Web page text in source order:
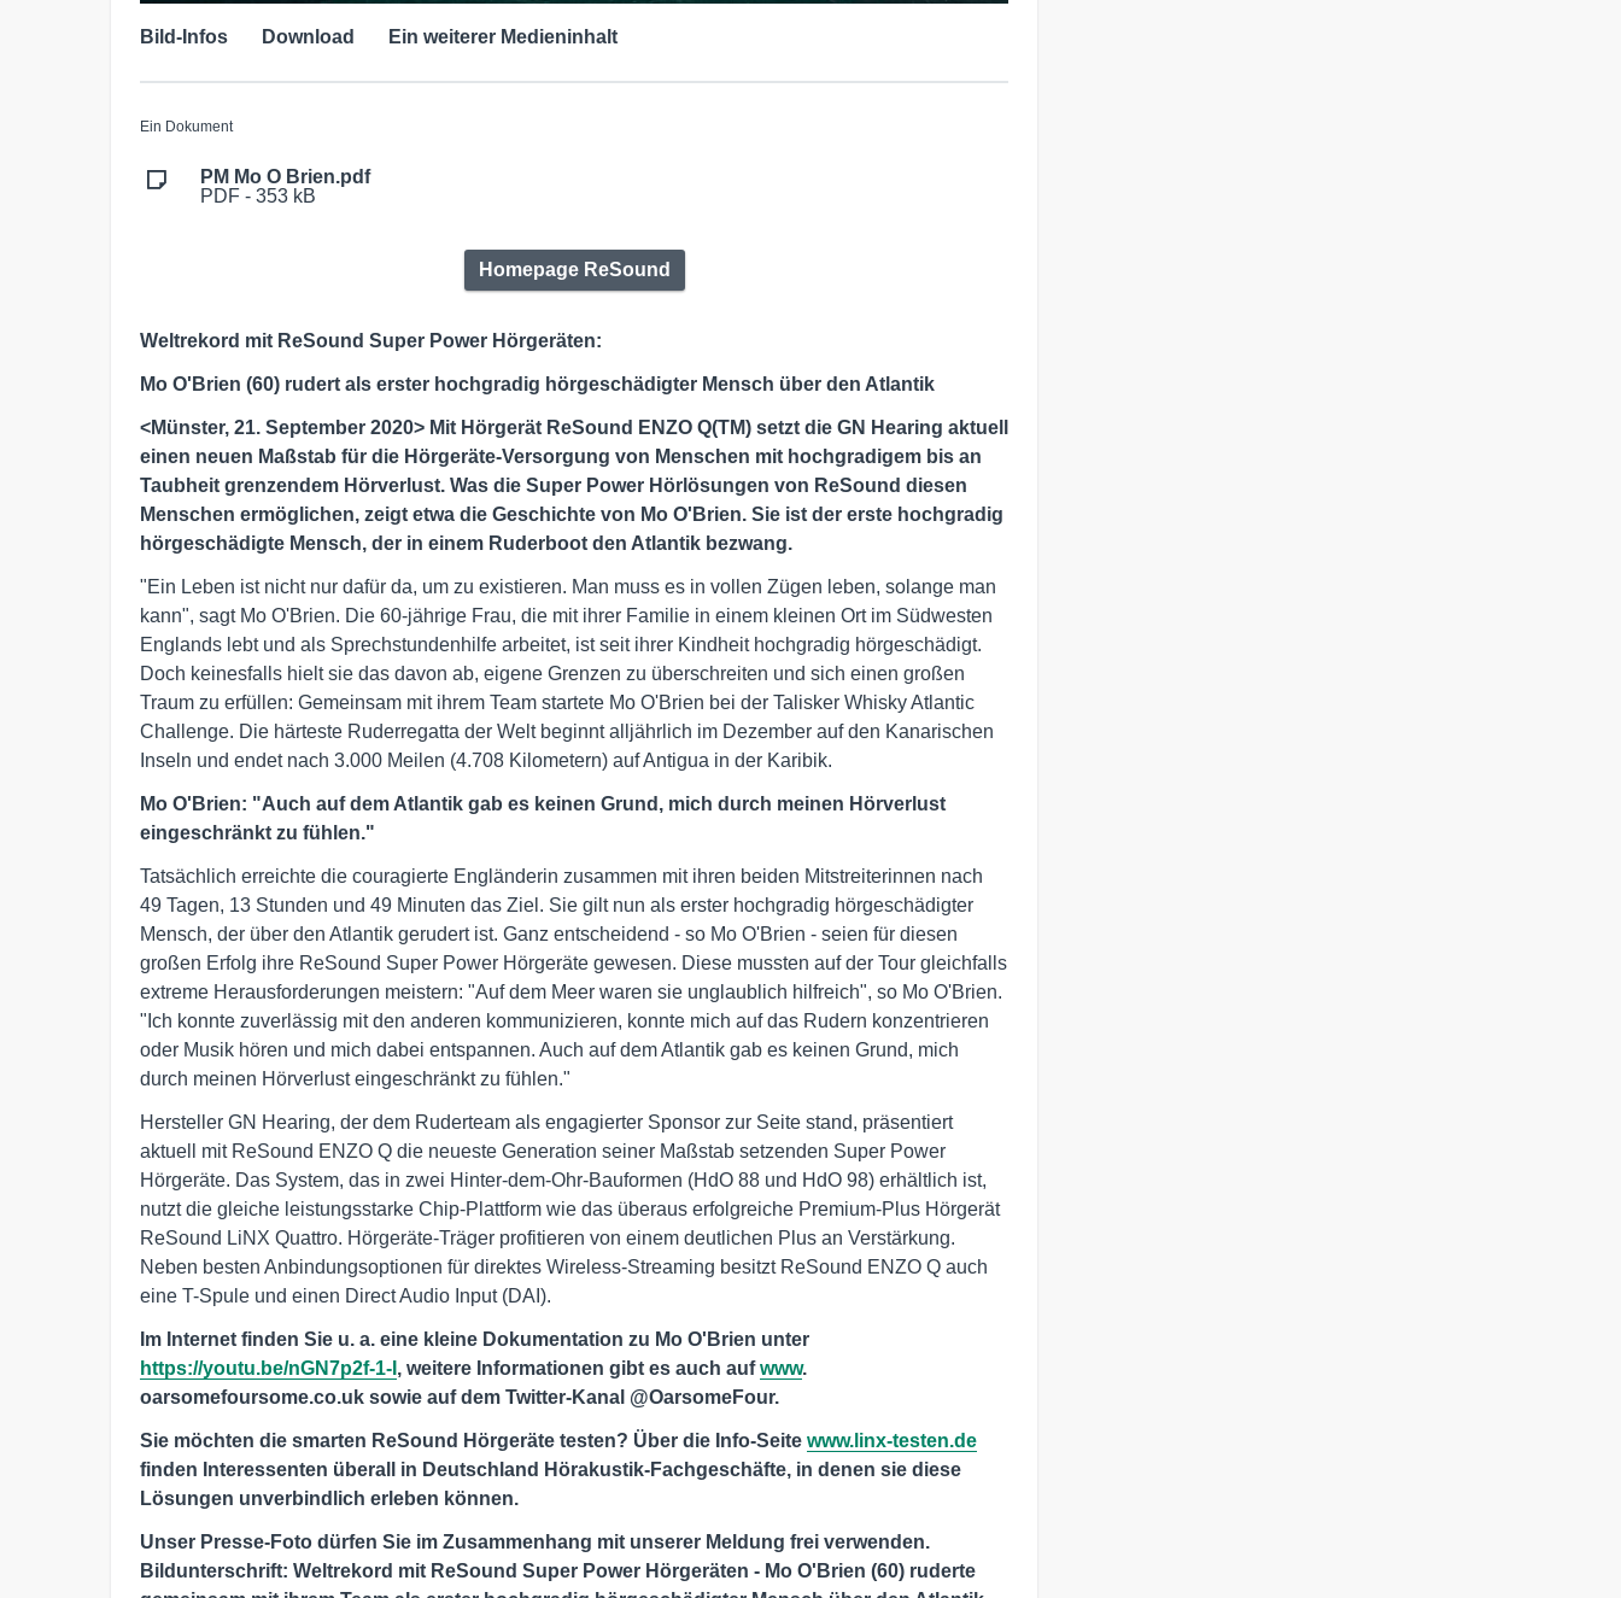
Bild-Infos Download Ein weiterer Medieninhalt
Ein Dokument
PM Mo O Brien.pdf
PDF - 353 kB
Homepage ReSound
Weltrekord mit ReSound Super Power Hörgeräten:
Mo O'Brien (60) rudert als erster hochgradig hörgeschädigter Mensch über den Atlantik
<Münster, 21. September 2020> Mit Hörgerät ReSound ENZO Q(TM) setzt die GN Hearing aktuell
einen neuen Maßstab für die Hörgeräte-Versorgung von Menschen mit hochgradigem bis an
Taubheit grenzendem Hörverlust. Was die Super Power Hörlösungen von ReSound diesen
Menschen ermöglichen, zeigt etwa die Geschichte von Mo O'Brien. Sie ist der erste hochgradig
hörgeschädigte Mensch, der in einem Ruderboot den Atlantik bezwang.
"Ein Leben ist nicht nur dafür da, um zu existieren. Man muss es in vollen Zügen leben, solange man
kann", sagt Mo O'Brien. Die 60-jährige Frau, die mit ihrer Familie in einem kleinen Ort im Südwesten
Englands lebt und als Sprechstundenhilfe arbeitet, ist seit ihrer Kindheit hochgradig hörgeschädigt.
Doch keinesfalls hielt sie das davon ab, eigene Grenzen zu überschreiten und sich einen großen
Traum zu erfüllen: Gemeinsam mit ihrem Team startete Mo O'Brien bei der Talisker Whisky Atlantic
Challenge. Die härteste Ruderregatta der Welt beginnt alljährlich im Dezember auf den Kanarischen
Inseln und endet nach 3.000 Meilen (4.708 Kilometern) auf Antigua in der Karibik.
Mo O'Brien: "Auch auf dem Atlantik gab es keinen Grund, mich durch meinen Hörverlust
eingeschränkt zu fühlen."
Tatsächlich erreichte die couragierte Engländerin zusammen mit ihren beiden Mitstreiterinnen nach
49 Tagen, 13 Stunden und 49 Minuten das Ziel. Sie gilt nun als erster hochgradig hörgeschädigter
Mensch, der über den Atlantik gerudert ist. Ganz entscheidend - so Mo O'Brien - seien für diesen
großen Erfolg ihre ReSound Super Power Hörgeräte gewesen. Diese mussten auf der Tour gleichfalls
extreme Herausforderungen meistern: "Auf dem Meer waren sie unglaublich hilfreich", so Mo O'Brien.
"Ich konnte zuverlässig mit den anderen kommunizieren, konnte mich auf das Rudern konzentrieren
oder Musik hören und mich dabei entspannen. Auch auf dem Atlantik gab es keinen Grund, mich
durch meinen Hörverlust eingeschränkt zu fühlen."
Hersteller GN Hearing, der dem Ruderteam als engagierter Sponsor zur Seite stand, präsentiert
aktuell mit ReSound ENZO Q die neueste Generation seiner Maßstab setzenden Super Power
Hörgeräte. Das System, das in zwei Hinter-dem-Ohr-Bauformen (HdO 88 und HdO 98) erhältlich ist,
nutzt die gleiche leistungsstarke Chip-Plattform wie das überaus erfolgreiche Premium-Plus Hörgerät
ReSound LiNX Quattro. Hörgeräte-Träger profitieren von einem deutlichen Plus an Verstärkung.
Neben besten Anbindungsoptionen für direktes Wireless-Streaming besitzt ReSound ENZO Q auch
eine T-Spule und einen Direct Audio Input (DAI).
Im Internet finden Sie u. a. eine kleine Dokumentation zu Mo O'Brien unter
https://youtu.be/nGN7p2f-1-I , weitere Informationen gibt es auch aufwww.
oarsomefoursome.co.uk sowie auf dem Twitter-Kanal @OarsomeFour.
Sie möchten die smarten ReSound Hörgeräte testen? Über die Info-Seite www.linx-testen.de
finden Interessenten überall in Deutschland Hörakustik-Fachgeschäfte, in denen sie diese
Lösungen unverbindlich erleben können.
Unser Presse-Foto dürfen Sie im Zusammenhang mit unserer Meldung frei verwenden.
Bildunterschrift: Weltrekord mit ReSound Super Power Hörgeräten - Mo O'Brien (60) ruderte